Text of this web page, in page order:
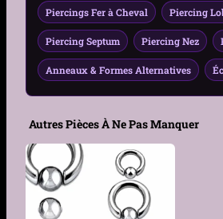
intime
le Prince
Genre Femme,
Couleur Acier
Finition
Forme
Piercings Fer à Cheval Piercing
Piercing Septum Piercing Nez
Anneaux & Formes Alternatives
Autres Pièces À Ne Pas Manquer